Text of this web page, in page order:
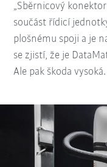
„Sběrnicový
součást řídicí
plošnému spoji a je
se zjistí, že je
Ale pak škoda vysoká.